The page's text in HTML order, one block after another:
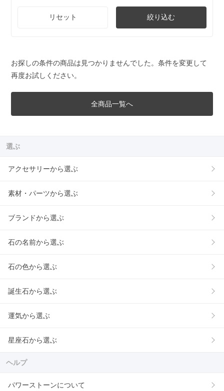
リセット 絞り込む
お探しの条件の商品は見つかりませんでした。条件を変更して
再度お試しください。
全商品一覧へ
選ぶ
アクセサリーから選ぶ
素材・パーツから選ぶ
ブランドから選ぶ
石の名前から選ぶ
石の色から選ぶ
誕生石から選ぶ
運気から選ぶ
星座石から選ぶ
ヘルプ
パワーストーンについて